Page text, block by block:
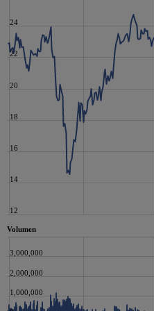
12
14
16
18
20
22
24
Volumen
1,000,000
2,000,000
3,000,000